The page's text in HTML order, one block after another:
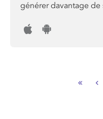
générer davantage